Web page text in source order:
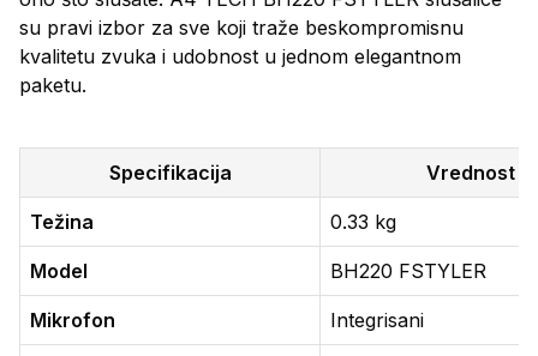
su pravi izbor za sve koji traže beskompromisnu
kvalitetu zvuka i udobnost u jednom elegantnom
paketu.
Specifikacija Vrednost
Težina 0.33 kg
Model BH220 FSTYLER
Mikrofon Integrisani